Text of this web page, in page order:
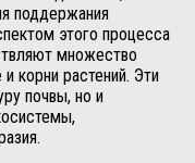
поддержания
этого процесса
множество
корни растений. Эти
почвы, но и